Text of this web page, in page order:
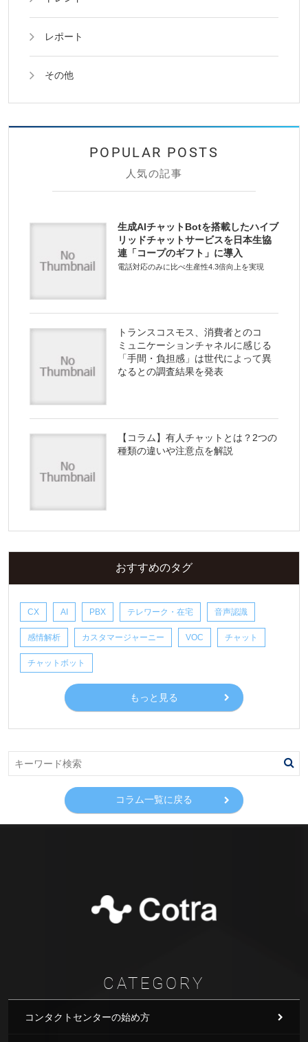
レポート
その他
人気の記事
生成AIチャットBotを搭載したハイブ
リッドチャットサービスを日本生協
連「コープのギフト」に導入
電話対応のみに比べ生産性4.3倍向上を実現
トランスコスモス、消費者とのコ
ミュニケーションチャネルに感じる
「手間・負担感」は世代によって異
なるとの調査結果を発表
【コラム】有人チャットとは？2つの
種類の違いや注意点を解説
おすすめのタグ
CX AI PBX テレワーク・在宅 音声認識
感情解析 カスタマージャーニー VOC チャット
チャットボット
もっと見る
コラム一覧に戻る
CATEGORY
コンタクトセンターの始め方